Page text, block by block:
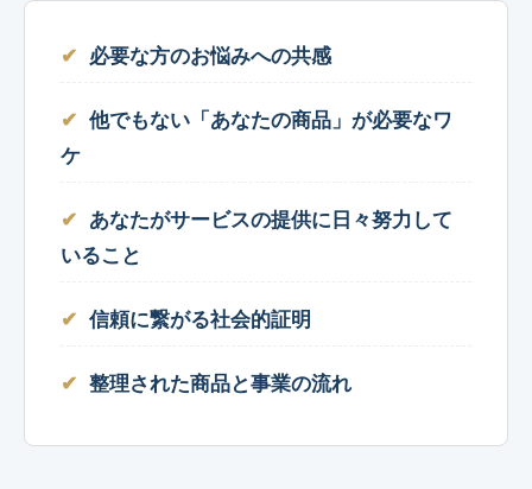
必要な方のお悩みへの共感
他でもない「あなたの商品」が必要なワ
ケ
あなたがサービスの提供に日々努力して
いること
信頼に繋がる社会的証明
整理された商品と事業の流れ